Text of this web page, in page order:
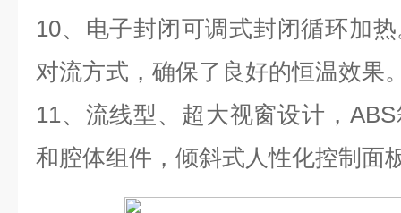
10、电子封闭可调式封闭循环加
对流方式，确保了良好的恒温效果
11、流线型、超大视窗设计，
和腔体组件，倾斜式人性化控制面